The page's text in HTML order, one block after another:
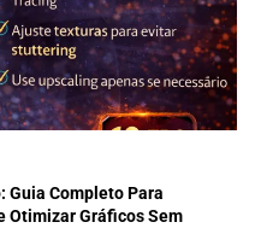
Guia Completo Para
Otimizar Gráficos Sem